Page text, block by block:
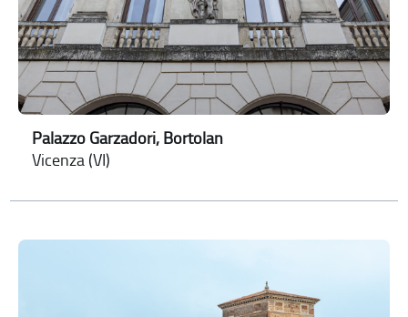
Palazzo Garzadori, Bortolan
Vicenza (VI)